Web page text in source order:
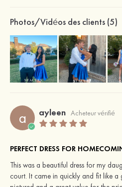
Photos/Vidéos des clients (5)
a ayleen Acheteur vérifié
PERFECT DRESS FOR
This was a beautiful dress for my
court. It came in quickly and fit like